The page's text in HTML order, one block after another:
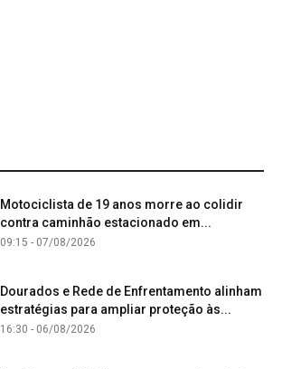
Motociclista de 19 anos morre ao colidir
contra caminhão estacionado em...
09:15 - 07/08/2026
Dourados e Rede de Enfrentamento alinham
estratégias para ampliar proteção às...
16:30 - 06/08/2026